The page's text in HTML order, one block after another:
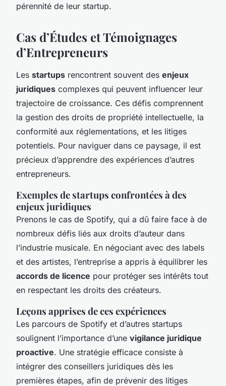
pérennité de leur startup.
Cas d’Études et Témoignages
d’Entrepreneurs
Les startups rencontrent souvent des enjeux
juridiques complexes qui peuvent influencer leur
trajectoire de croissance. Ces défis comprennent
la gestion des droits de propriété intellectuelle, la
conformité aux réglementations, et les litiges
potentiels. Pour naviguer dans ce paysage, il est
précieux d’apprendre des expériences d’autres
entrepreneurs.
Exemples de startups confrontées à des
enjeux juridiques
Prenons le cas de Spotify, qui a dû faire face à de
nombreux défis liés aux droits d’auteur dans
l’industrie musicale. En négociant avec des labels
et des artistes, l’entreprise a appris à équilibrer les
accords de licence pour protéger ses intérêts tout
en respectant les droits des créateurs.
Leçons apprises de ces expériences
Les parcours de Spotify et d’autres startups
soulignent l’importance d’une vigilance juridique
proactive. Une stratégie efficace consiste à
intégrer des conseillers juridiques dès les
premières étapes, afin de prévenir des litiges